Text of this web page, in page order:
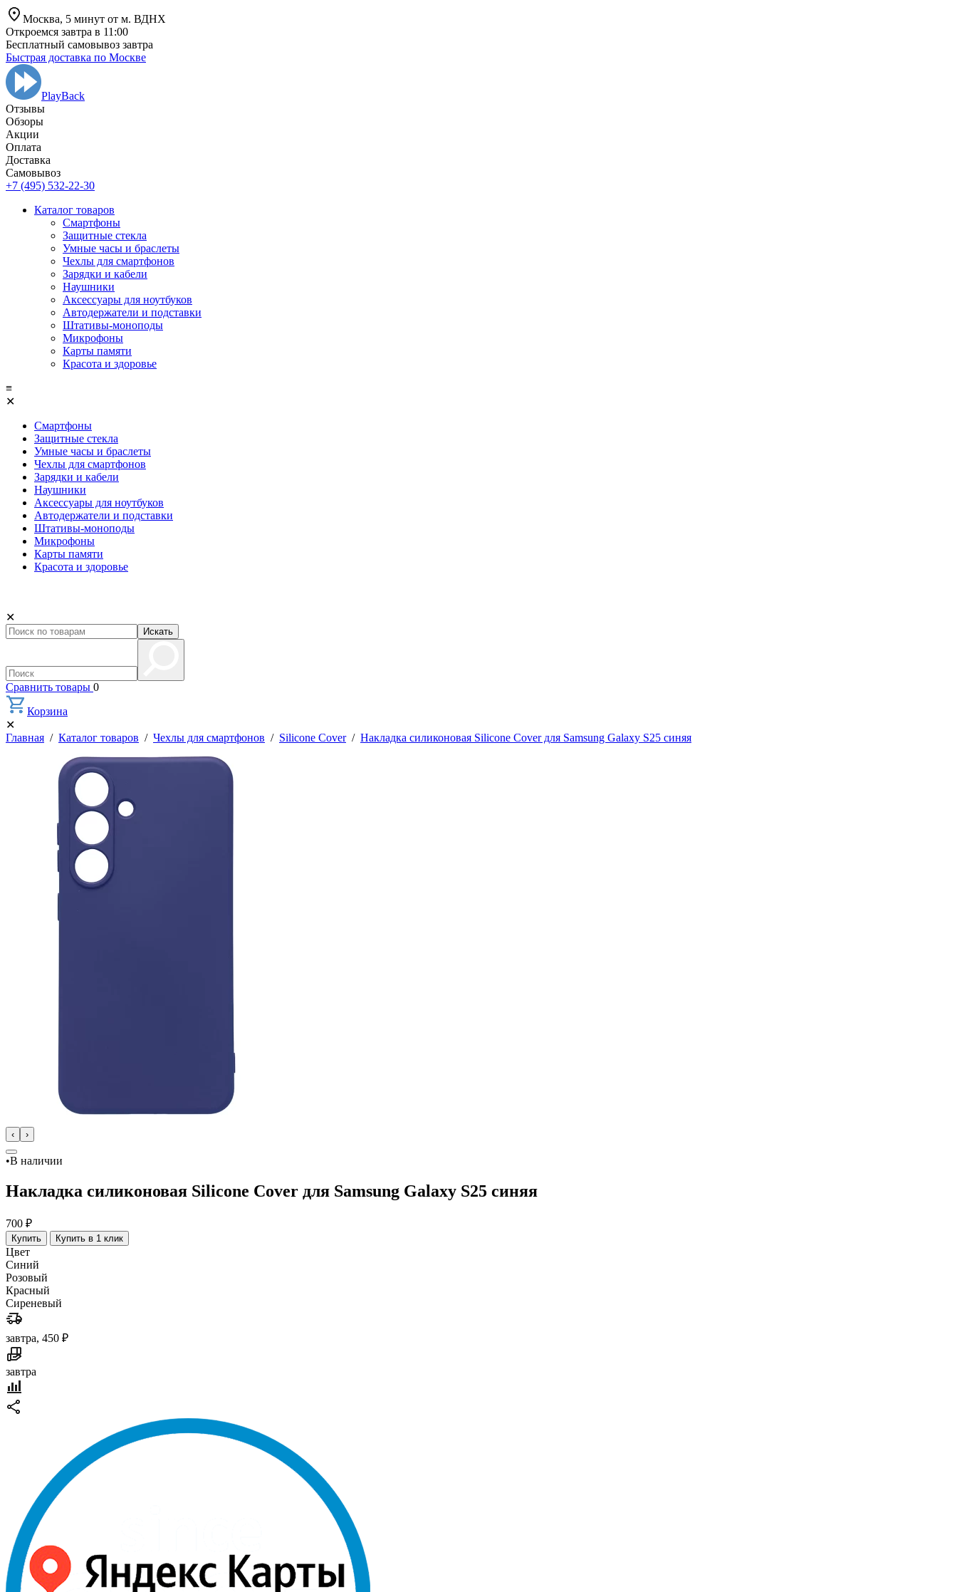
Москва, 5 минут от м. ВДНХ
Откроемся завтра в 11:00
Бесплатный самовывоз завтра
Быстрая доставка по Москве
PlayBack
Отзывы
Обзоры
Aкции
Оплата
Доставка
Самовывоз
+7 (495) 532-22-30
Каталог товаров
Смартфоны
Защитные стекла
Умные часы и браслеты
Чехлы для смартфонов
Зарядки и кабели
Наушники
Аксессуары для ноутбуков
Автодержатели и подставки
Штативы-моноподы
Микрофоны
Карты памяти
Красота и здоровье
≡
✕
Смартфоны
Защитные стекла
Умные часы и браслеты
Чехлы для смартфонов
Зарядки и кабели
Наушники
Аксессуары для ноутбуков
Автодержатели и подставки
Штативы-моноподы
Микрофоны
Карты памяти
Красота и здоровье
✕
Искать
Сравнить товары 0
Корзина
✕
Главная / Каталог товаров / Чехлы для смартфонов / Silicone Cover/ Накладка силиконовая Silicone Cover для Samsung Galaxy S25 синяя
‹ ›
•В наличии
Накладка силиконовая Silicone Cover для Samsung Galaxy S25 синяя
700 ₽
Купить Купить в 1 клик
Цвет
Синий
Розовый
Красный
Сиреневый
завтра, 450 ₽
завтра